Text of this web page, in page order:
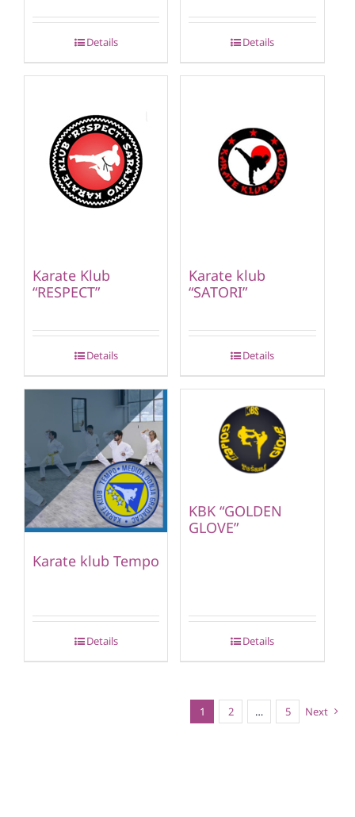
Details Details
Karate Klub
“RESPECT”
Details
Karate klub
“SATORI”
Details
Karate klub Tempo
Details
KBK “GOLDEN
GLOVE”
Details
1 2 … 5 Next